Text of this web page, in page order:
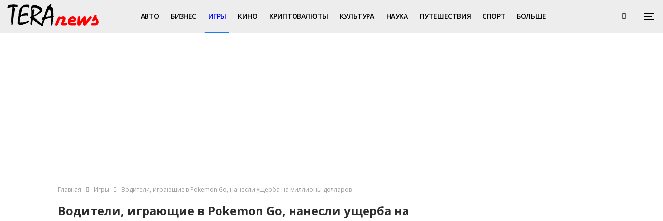
АВТО БИЗНЕС ИГРЫ КИНО КРИПТОВАЛЮТЫ КУЛЬТУРА НАУКА ПУТЕШЕСТВИЯ СПОРТ БОЛЬШЕ
Главная Игры Водители, играющие в Pokemon Go, нанесли ущерба на миллионы долларов
Водители, играющие в Pokemon Go, нанесли ущерба на